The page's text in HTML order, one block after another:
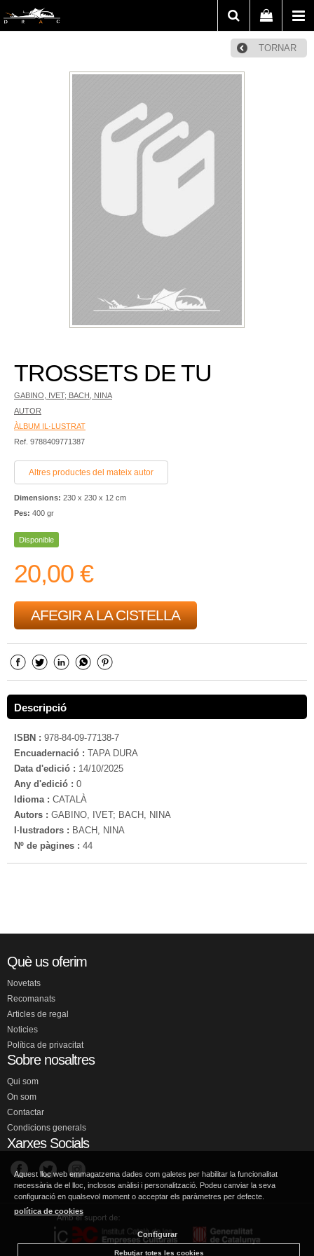
TORNAR
TROSSETS DE TU
GABINO, IVET; BACH, NINA
AUTOR
ÀLBUM IL·LUSTRAT
Ref. 9788409771387
Altres productes del mateix autor
Dimensions: 230 x 230 x 12 cm
Pes: 400 gr
Disponible
20,00 €
AFEGIR A LA CISTELLA
Descripció
ISBN : 978-84-09-77138-7
Encuadernació : TAPA DURA
Data d'edició : 14/10/2025
Any d'edició : 0
Idioma : CATALÀ
Autors : GABINO, IVET; BACH, NINA
I·lustradors : BACH, NINA
Nº de pàgines : 44
Què us oferim
Novetats
Recomanats
Articles de regal
Noticies
Política de privacitat
Sobre nosaltres
Qui som
On som
Contactar
Condicions generals
Xarxes Socials
Aquest lloc web emmagatzema dades com galetes per habilitar la funcionalitat
necessària de el lloc, inclosos anàlisi i personalització. Podeu canviar la seva
configuració en qualsevol moment o acceptar els paràmetres per defecte.
política de cookies
Configurar
Rebutjar totes les cookies